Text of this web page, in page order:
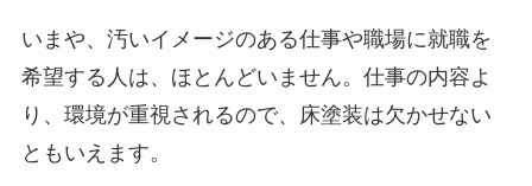
いまや、汚いイメージのある仕事や職場に就職を
希望する人は、ほとんどいません。仕事の内容よ
り、環境が重視されるので、床塗装は欠かせない
ともいえます。